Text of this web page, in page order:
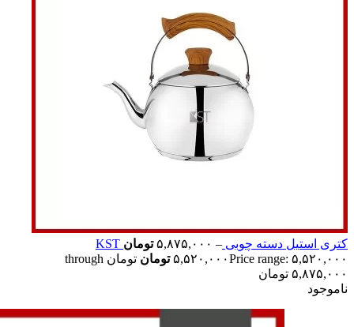
کتری استیل دسته چوبی KST ۵,۸۷۵,۰۰۰ تومان
–
۵,۵۲۰,۰۰۰ تومان
Price range: ۵,۵۲۰,۰۰۰ تومان through
۵,۸۷۵,۰۰۰ تومان
ناموجود